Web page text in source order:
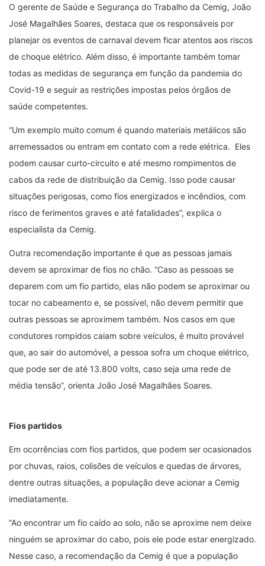
O gerente de Saúde e Segurança do Trabalho da Cemig, João
José Magalhães Soares, destaca que os responsáveis por
planejar os eventos de carnaval devem ficar atentos aos riscos
de choque elétrico. Além disso, é importante também tomar
todas as medidas de segurança em função da pandemia do
Covid-19 e seguir as restrições impostas pelos órgãos de
saúde competentes.
“​Um exemplo muito comum é quando materiais metálicos são
arremessados ou entram em contato com a rede elétrica. Eles
podem causar curto-circuito e até mesmo rompimentos de
cabos da rede de distribuição da Cemig. Isso pode causar
situações perigosas, como fios energizados e incêndios, com
risco de ferimentos graves e até fatalidades”, explica o
especialista da Cemig.
Outra recomendação importante é que as pessoas jamais
devem se aproximar de fios no chão. “Caso as pessoas se
deparem com um fio partido, elas não podem se aproximar ou
tocar no cabeamento e, se possível, não devem permitir que
outras pessoas se aproximem também. Nos casos em que
condutores rompidos caiam sobre veículos, é muito provável
que, ao sair do automóvel, a pessoa sofra um choque elétrico,
que pode ser de até 13.800 volts, caso seja uma rede de
média tensão”, orienta João José Magalhães Soares.
Fios partidos
Em ocorrências com fios partidos, que podem ser ocasionados
por chuvas, raios, colisões de veículos e quedas de árvores,
dentre outras situações, a população deve acionar a Cemig
imediatamente.
“Ao encontrar um fio caído ao solo, não se aproxime nem deixe
ninguém se aproximar do cabo, pois ele pode estar energizado.
Nesse caso, a recomendação da Cemig é que a população